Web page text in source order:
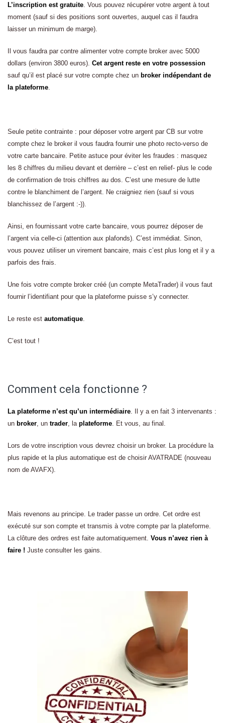
L’inscription est gratuite . Vous pouvez récupérer votre argent à tout
moment (sauf si des positions sont ouvertes, auquel cas il faudra
laisser un minimum de marge).
Il vous faudra par contre alimenter votre compte broker avec 5000
dollars (environ 3800 euros). Cet argent reste en votre possession
sauf qu’il est placé sur votre compte chez un broker indépendant de
la plateforme
Seule petite contrainte : pour déposer votre argent par CB sur votre
compte chez le broker il vous faudra fournir une photo recto-verso de
votre carte bancaire. Petite astuce pour éviter les fraudes : masquez
les 8 chiffres du milieu devant et derrière – c’est en relief- plus le code
de confirmation de trois chiffres au dos. C’est une mesure de lutte
contre le blanchiment de l’argent. Ne craigniez rien (sauf si vous
blanchissez de l’argent :-)).
Ainsi, en fournissant votre carte bancaire, vous pourrez déposer de
l’argent via celle-ci (attention aux plafonds). C’est immédiat. Sinon,
vous pouvez utiliser un virement bancaire, mais c’est plus long et il y a
parfois des frais.
Une fois votre compte broker créé (un compte MetaTrader) il vous faut
fournir l’identifiant pour que la plateforme puisse s’y connecter.
Le reste est automatique
C’est tout !
Comment cela fonctionne ?
La plateforme n’est qu’un intermédiaire . Il y a en fait 3 intervenants :
un broker , un trader , la plateforme . Et vous, au final.
Lors de votre inscription vous devrez choisir un broker. La procédure la
plus rapide et la plus automatique est de choisir AVATRADE (nouveau
nom de AVAFX).
Mais revenons au principe. Le trader passe un ordre. Cet ordre est
exécuté sur son compte et transmis à votre compte par la plateforme.
La clôture des ordres est faite automatiquement. Vous n’avez rien à
faire ! Juste consulter les gains.